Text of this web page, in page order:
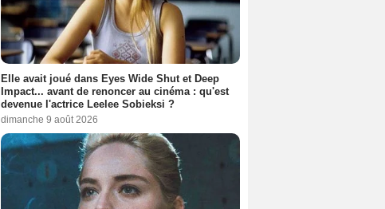
Elle avait joué dans Eyes Wide Shut et Deep
Impact... avant de renoncer au cinéma : qu'est
devenue l'actrice Leelee Sobieksi ?
dimanche 9 août 2026